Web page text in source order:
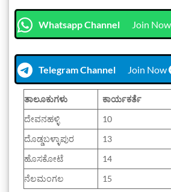
Whatsapp Channel Join Now
Telegram Channel Join Now
ತಾಲೂಕುಗಳು ಕಾರ್ಯಕರ್ತೆ
ದೇವನಹಳ್ಳಿ
10
ದೊಡ್ಡಬಳ್ಳಾಪುರ
13
ಹೊಸಕೋಟೆ
14
ನೆಲಮಂಗಲ
15